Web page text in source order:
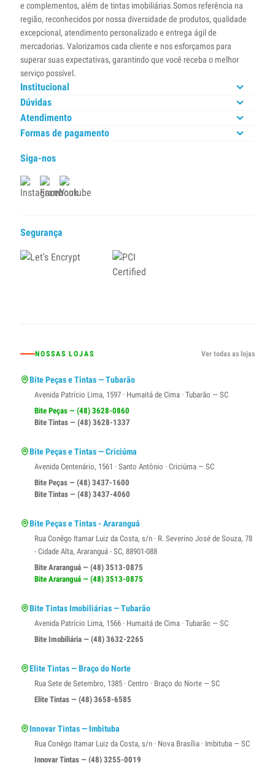
e complementos, além de tintas imobiliárias.Somos referência na
região, reconhecidos por nossa diversidade de produtos, qualidade
excepcional, atendimento personalizado e entrega ágil de
mercadorias. Valorizamos cada cliente e nos esforçamos para
superar suas expectativas, garantindo que você receba o melhor
serviço possível.
Institucional
Dúvidas
Atendimento
Formas de pagamento
Siga-nos
Segurança
NOSSAS LOJAS Ver todas as lojas
Bite Peças e Tintas — Tubarão
Avenida Patrício Lima, 1597 · Humaitá de Cima · Tubarão — SC
Bite Peças — (48) 3628-0860
Bite Tintas — (48) 3628-1337
Bite Peças e Tintas — Criciúma
Avenida Centenário, 1561 · Santo Antônio · Criciúma — SC
Bite Peças — (48) 3437-1600
Bite Tintas — (48) 3437-4060
Bite Peças e Tintas - Araranguá
Rua Conêgo Itamar Luiz da Costa, s/n · R. Severino José de Souza, 78
- Cidade Alta, Araranguá - SC, 88901-088
Bite Araranguá — (48) 3513-0875
Bite Araranguá — (48) 3513-0875
Bite Tintas Imobiliárias — Tubarão
Avenida Patrício Lima, 1566 · Humaitá de Cima · Tubarão — SC
Bite Imobiliária — (48) 3632-2265
Elite Tintas — Braço do Norte
Rua Sete de Setembro, 1385 · Centro · Braço do Norte — SC
Elite Tintas — (48) 3658-6585
Innovar Tintas — Imbituba
Rua Conêgo Itamar Luiz da Costa, s/n · Nova Brasília · Imbituba — SC
Innovar Tintas — (48) 3255-0019